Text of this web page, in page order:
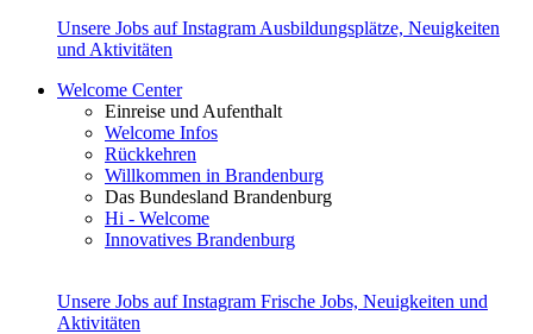
Unsere Jobs auf Instagram Ausbildungsplätze, Neuigkeiten
und Aktivitäten
Welcome Center
Einreise und Aufenthalt
Welcome Infos
Rückkehren
Willkommen in Brandenburg
Das Bundesland Brandenburg
Hi - Welcome
Innovatives Brandenburg
Unsere Jobs auf Instagram Frische Jobs, Neuigkeiten und
Aktivitäten